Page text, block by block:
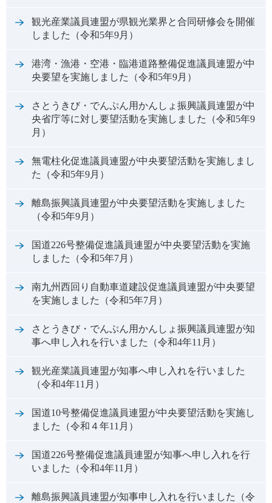
観光産業議員連盟が県観光業界と合同研修会を開催
しました（令和5年9月）
港湾・漁港・空港・臨港道路整備促進議員連盟が中
央要望を実施しました（令和5年9月）
さとうきび・でんぷん用かんしょ振興議員連盟が中
央省庁等に対し要望活動を実施しました（令和5年9
月）
無電柱化促進議員連盟が中央要望活動を実施しまし
た（令和5年9月）
離島振興議員連盟が中央要望活動を実施しました
（令和5年9月）
国道226号整備促進議員連盟が中央要望活動を実施
しました（令和5年7月）
南九州西回り自動車道建設促進議員連盟が中央要望
を実施しました（令和5年7月）
さとうきび・でんぷん用かんしょ振興議員連盟が知
事へ申し入れを行いました（令和4年11月）
観光産業議員連盟が知事へ申し入れを行いました
（令和4年11月）
国道10号整備促進議員連盟が中央要望活動を実施し
ました（令和４年11月）
国道226号整備促進議員連盟が知事へ申し入れを行
いました（令和4年11月）
離島振興議員連盟が知事申し入れを行いました（令